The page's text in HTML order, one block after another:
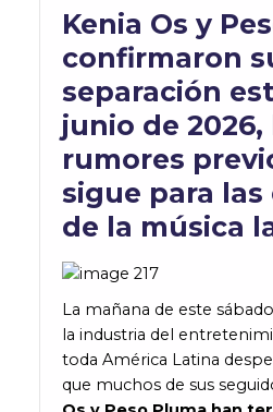
Kenia Os y
confirmaron
separación
junio de 2026,
rumores
sigue para
de la música
La mañana de este
la industria del
toda América Latina
que muchos de sus